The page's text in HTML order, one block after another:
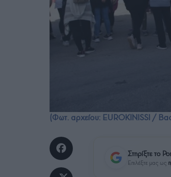
(Φωτ. αρχείου: EUROKINISSI /
Στηρίξτε το
Επιλέξτε μας ως